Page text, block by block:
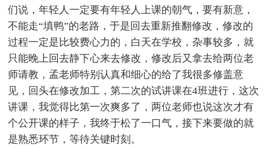
们说，年轻人一定要有年轻人上课的朝气，要有新意，
不能走“填鸭”的老路，于是回去重新推翻修改，修改的
过程一定是比较费心力的，白天在学校，杂事较多，就
只能晚上回去静下心来去修改，修改后又拿去给两位老
师请教，孟老师特别认真和细心的给了我很多修盖意
见，回头在修改加工，第二次的试讲课在4班进行，这次
讲课，我觉得比第一次爽多了，两位老师也说这次才有
个公开课的样子，我终于松了一口气，接下来要做的就
是熟悉环节，等待关键时刻。